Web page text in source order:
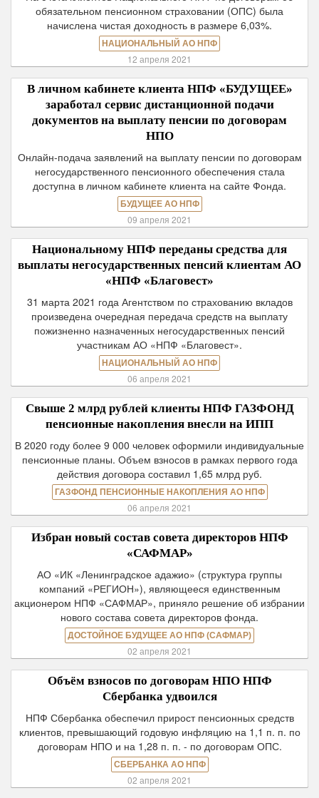
обязательном пенсионном страховании (ОПС) была
начислена чистая доходность в размере 6,03%.
НАЦИОНАЛЬНЫЙ АО НПФ
12 апреля 2021
В личном кабинете клиента НПФ «БУДУЩЕЕ»
заработал сервис дистанционной подачи
документов на выплату пенсии по договорам
НПО
Онлайн-подача заявлений на выплату пенсии по договорам
негосударственного пенсионного обеспечения стала
доступна в личном кабинете клиента на сайте Фонда.
БУДУЩЕЕ АО НПФ
09 апреля 2021
Национальному НПФ переданы средства для
выплаты негосударственных пенсий клиентам АО
«НПФ «Благовест»
31 марта 2021 года Агентством по страхованию вкладов
произведена очередная передача средств на выплату
пожизненно назначенных негосударственных пенсий
участникам АО «НПФ «Благовест».
НАЦИОНАЛЬНЫЙ АО НПФ
06 апреля 2021
Свыше 2 млрд рублей клиенты НПФ ГАЗФОНД
пенсионные накопления внесли на ИПП
В 2020 году более 9 000 человек оформили индивидуальные
пенсионные планы. Объем взносов в рамках первого года
действия договора составил 1,65 млрд руб.
ГАЗФОНД ПЕНСИОННЫЕ НАКОПЛЕНИЯ АО НПФ
06 апреля 2021
Избран новый состав совета директоров НПФ
«САФМАР»
АО «ИК «Ленинградское адажио» (структура группы
компаний «РЕГИОН»), являющееся единственным
акционером НПФ «САФМАР», приняло решение об избрании
нового состава совета директоров фонда.
ДОСТОЙНОЕ БУДУЩЕЕ АО НПФ (САФМАР)
02 апреля 2021
Объём взносов по договорам НПО НПФ
Сбербанка удвоился
НПФ Сбербанка обеспечил прирост пенсионных средств
клиентов, превышающий годовую инфляцию на 1,1 п. п. по
договорам НПО и на 1,28 п. п. - по договорам ОПС.
СБЕРБАНКА АО НПФ
02 апреля 2021